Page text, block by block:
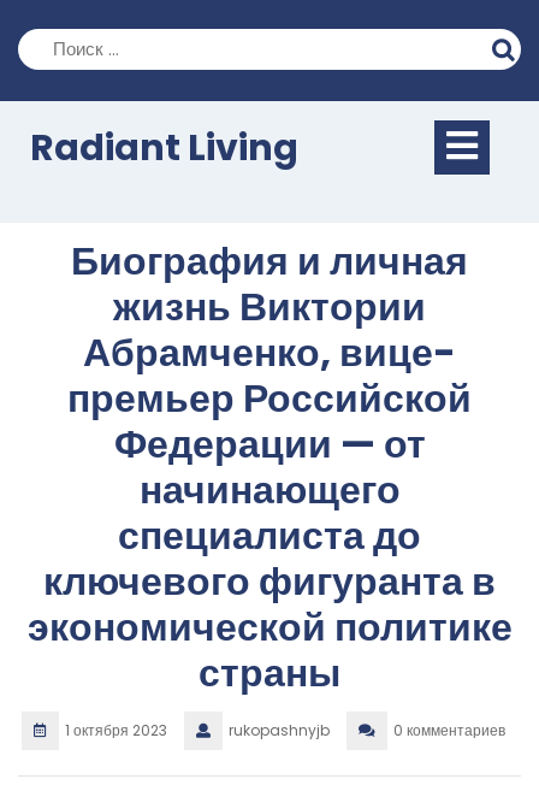
содержимому
Radiant Living
Биография и личная
жизнь Виктории
Абрамченко, вице-
премьер Российской
Федерации — от
начинающего
специалиста до
ключевого фигуранта в
экономической политике
страны
1 октября 2023 rukopashnyjb 0 комментариев